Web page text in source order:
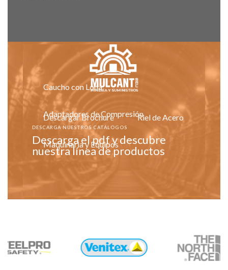
DESCARGA NUESTROS CATÁLOGOS
Descarga el pdf y descubre
nuestra línea de productos
Descargar Brochure Riel de Acero
Maquinaria y Equipos
Caucho con Lona
Adaptadores de Compresión